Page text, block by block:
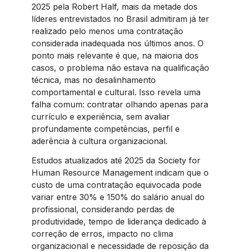
2025 pela Robert Half, mais da metade dos
líderes entrevistados no Brasil admitiram já ter
realizado pelo menos uma contratação
considerada inadequada nos últimos anos. O
ponto mais relevante é que, na maioria dos
casos, o problema não estava na qualificação
técnica, mas no desalinhamento
comportamental e cultural. Isso revela uma
falha comum: contratar olhando apenas para
currículo e experiência, sem avaliar
profundamente competências, perfil e
aderência à cultura organizacional.
Estudos atualizados até 2025 da Society for
Human Resource Management indicam que o
custo de uma contratação equivocada pode
variar entre 30% e 150% do salário anual do
profissional, considerando perdas de
produtividade, tempo de liderança dedicado à
correção de erros, impacto no clima
organizacional e necessidade de reposição da